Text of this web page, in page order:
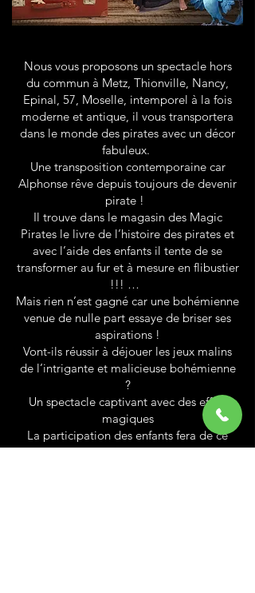
Nous vous proposons un spectacle hors
du commun à Metz, Thionville, Nancy,
Epinal, 57, Moselle, intemporel à la fois
moderne et antique, il vous transportera
dans le monde des pirates avec un décor
fabuleux.
Une transposition contemporaine car
Alphonse rêve depuis toujours de devenir
pirate !
Il trouve dans le magasin des Magic
Pirates le livre de l’histoire des pirates et
avec l’aide des enfants il tente de se
transformer au fur et à mesure en flibustier
!!! …
Mais rien n’est gagné car une bohémienne
venue de nulle part essaye de briser ses
aspirations !
Vont-ils réussir à déjouer les jeux malins
de l’intrigante et malicieuse bohémienne
?
Un spectacle captivant avec des effets
magiques
La participation des enfants fera de ce
fabuleux spectacle un moment